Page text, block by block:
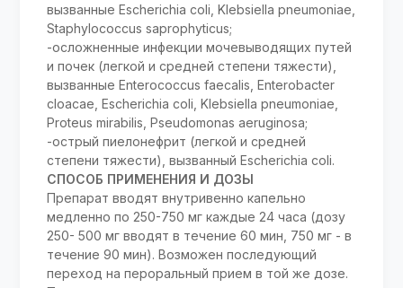
вызванные Escherichia coli, Klebsiella pneumoniae,
Staphylococcus saprophyticus;
-осложненные инфекции мочевыводящих путей
и почек (легкой и средней степени тяжести),
вызванные Enterococcus faecalis, Enterobacter
cloacae, Escherichia coli, Klebsiella pneumoniae,
Proteus mirabilis, Pseudomonas aeruginosa;
-острый пиелонефрит (легкой и средней
степени тяжести), вызванный Escherichia coli.
СПОСОБ ПРИМЕНЕНИЯ И ДОЗЫ
Препарат вводят внутривенно капельно
медленно по 250-750 мг каждые 24 часа (дозу
250- 500 мг вводят в течение 60 мин, 750 мг - в
течение 90 мин). Возможен последующий
переход на пероральный прием в той же дозе.